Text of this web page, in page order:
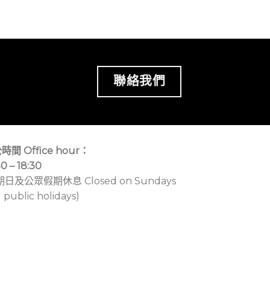
聯絡我們
時間 Office hour：
– 18:30
日及公眾假期休息 Closed on Sundays
public holidays)